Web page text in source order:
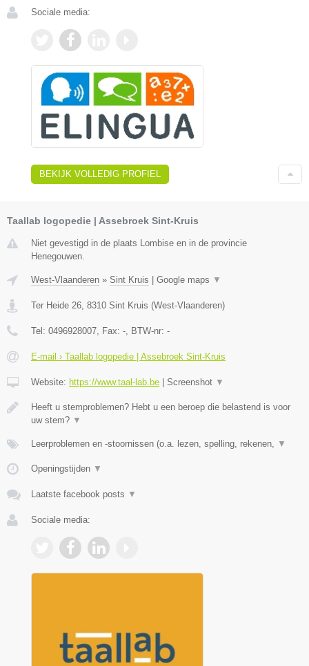
Sociale media:
BEKIJK VOLLEDIG PROFIEL
Taallab logopedie | Assebroek Sint-Kruis
Niet gevestigd in de plaats Lombise en in de provincie
Henegouwen.
West-Vlaanderen » Sint Kruis Google maps ▼
Ter Heide 26, 8310 Sint Kruis (West-Vlaanderen)
Tel: 0496928007, Fax: -, BTW-nr: -
E-mail › Taallab logopedie | Assebroek Sint-Kruis
Website: https://www.taal-lab.be Screenshot ▼
Heeft u stemproblemen? Hebt u een beroep die belastend is voor
uw stem? ▼
Leerproblemen en -stoornissen (o.a. lezen, spelling, rekenen, ▼
Openingstijden ▼
Laatste facebook posts ▼
Sociale media: